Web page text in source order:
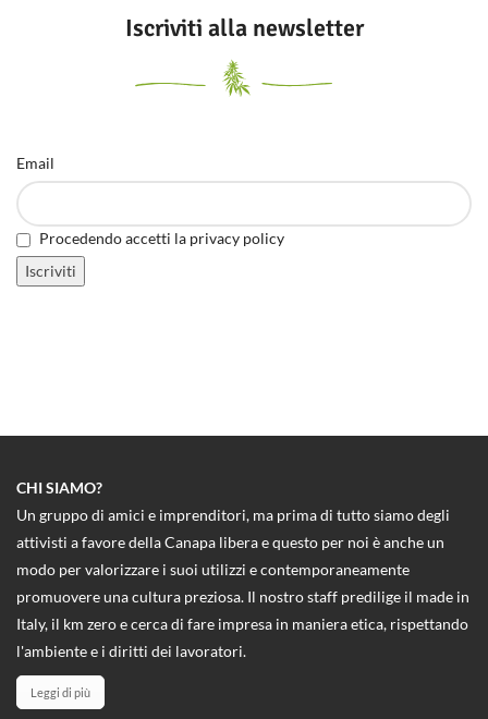
Iscriviti alla newsletter
Email
Procedendo accetti la privacy policy
CHI SIAMO?
Un gruppo di amici e imprenditori, ma prima di tutto siamo degli
attivisti a favore della Canapa libera e questo per noi è anche un
modo per valorizzare i suoi utilizzi e contemporaneamente
promuovere una cultura preziosa. Il nostro staff predilige il made in
Italy, il km zero e cerca di fare impresa in maniera etica, rispettando
l'ambiente e i diritti dei lavoratori.
Leggi di più